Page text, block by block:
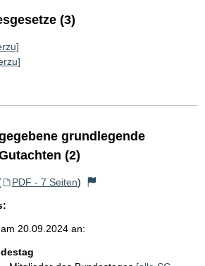
(3)
grundlegende
(2)
PDF - 7 Seiten)
20.09.2024 an: